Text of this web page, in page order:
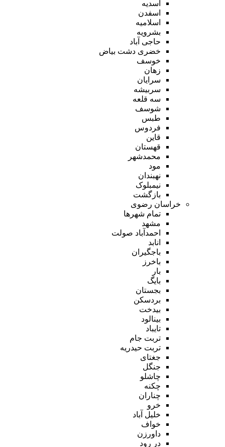
اسدیه
اسفدن
اسلامیه
بشرویه
حاجی آباد
خضری دشت بیاض
خوسف
زهان
سرایان
سربیشه
سه قلعه
شوسف
طبس
فردوس
قاین
قهستان
محمدشهر
مود
نهبندان
نیمبلوک
بازگشت
خراسان رضوی
تمام شهر‌ها
مشهد
احمدآباد صولت
انابد
باجگیران
باخرز
بار
بایگ
بجستان
بردسکن
بیدخت
بینالود
تایباد
تربت جام
تربت حیدریه
جغتای
جنگل
چاشلو
چکنه
چناران
خرو
خلیل آباد
خواف
داورزن
در رود